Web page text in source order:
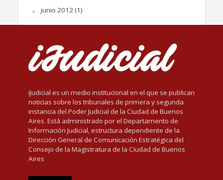
junio 2012(1)
iJudicial es un medio institucional en el que se publican
noticias sobre los tribunales de primera y segunda
instancia del Poder Judicial de la Ciudad de Buenos
Aires. Está administrado por el Departamento de
Información Judicial, estructura dependiente de la
Dirección General de Comunicación Estratégica del
Consejo de la Magistratura de la Ciudad de Buenos
Aires